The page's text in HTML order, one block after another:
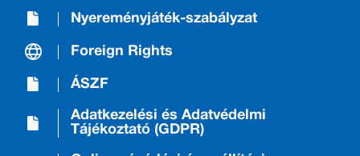
Nyereményjáték-szabályzat
Foreign Rights
ÁSZF
Adatkezelési és Adatvédelmi
Tájékoztató (GDPR)